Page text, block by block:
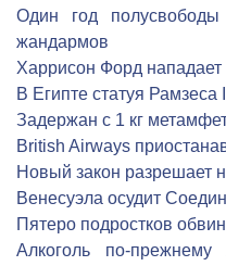
Один год полусвободы
жандармов
Харрисон Форд нападает
В Египте статуя
Задержан с 1 кг
British Airways
Новый закон разрешает
Венесуэла осудит
Пятеро подростков
Алкоголь по-